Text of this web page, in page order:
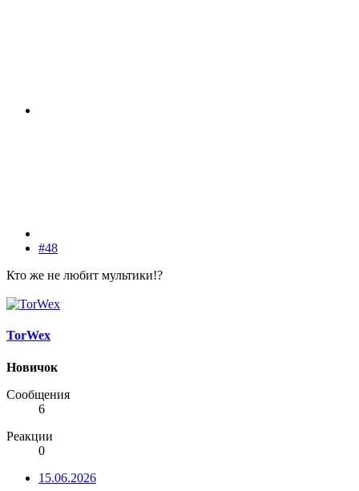
#48
Кто же не любит мультики!?
TorWex
Новичок
Сообщения
6
Реакции
0
15.06.2026